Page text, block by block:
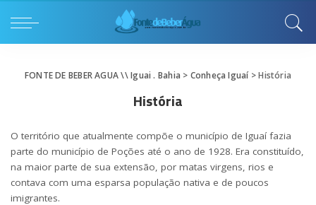
FONTE DE BEBER AGUA \\ Iguai . Bahia > Conheça Iguaí>História
História
O território que atualmente compõe o município de Iguaí fazia
parte do município de Poções até o ano de 1928. Era constituído,
na maior parte de sua extensão, por matas virgens, rios e
contava com uma esparsa população nativa e de poucos
imigrantes.